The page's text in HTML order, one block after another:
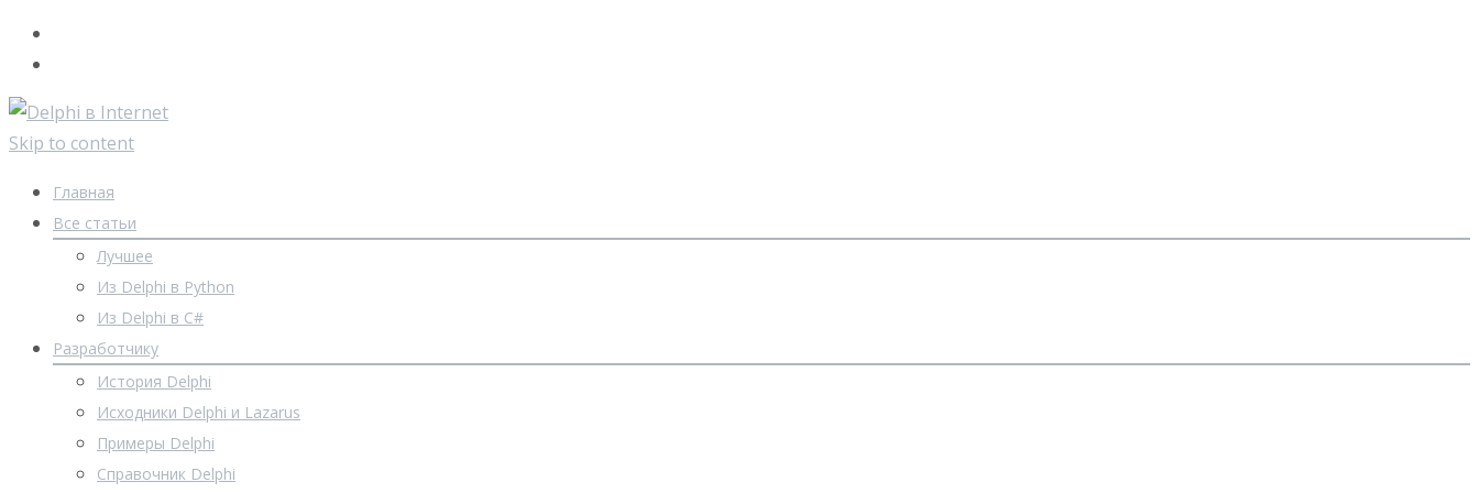
Skip to content
Главная
Все статьи
Лучшее
Из Delphi в Python
Из Delphi в C#
Разработчику
История Delphi
Исходники Delphi и Lazarus
Примеры Delphi
Справочник Delphi